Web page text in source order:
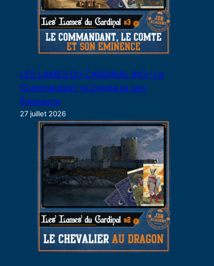
LES LAMES DU CARDINAL #03- Le
Commandant, le Comte et son
Éminence
27 juillet 2026